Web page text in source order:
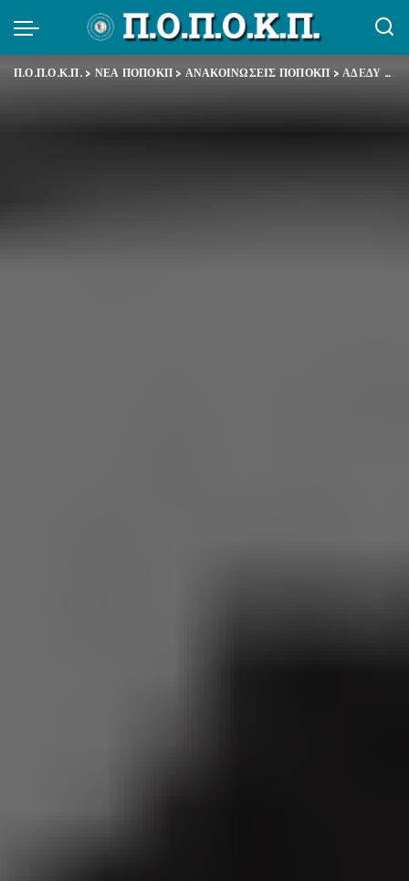
Π.Ο.Π.Ο.Κ.Π.> ΝΕΑ ΠΟΠΟΚΠ > ΑΝΑΚΟΙΝΩΣΕΙΣ ΠΟΠΟΚΠ >ΑΔΕΔΥ – Κινητοποίηση για τη σωτηρία των ασφαλιστικών μας Ταμείων